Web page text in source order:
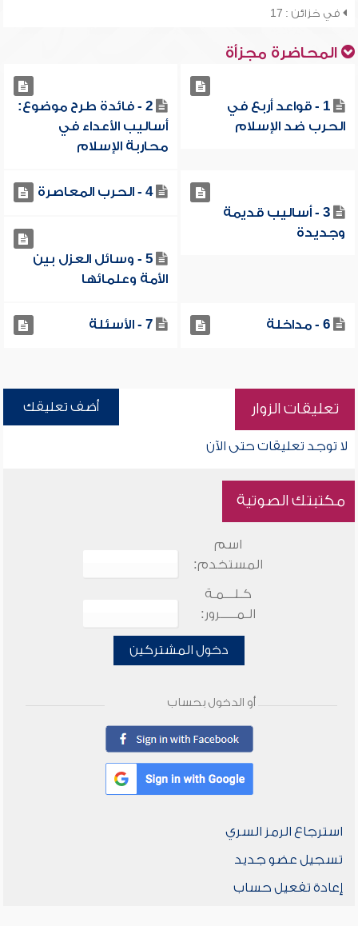
في خزائن : 17
المحاضرة مجزأة
1 - قواعد أربع في
الحرب ضد الإسلام
2 - فائدة طرح موضوع:
أساليب الأعداء في
محاربة الإسلام
3 - أساليب قديمة
وجديدة
4 - الحرب المعاصرة
5 - وسائل العزل بين
الأمة وعلمائها
6 - مداخلة 7 - الأسئلة
تعليقات الزوار أضف تعليقك
لا توجد تعليقات حتى الآن
مكتبتك الصوتية
اسم
المستخدم:
كـلـــمـة
الـمـــــرور:
دخول المشتركين
أو الدخول بحساب
استرجاع الرمز السري
تسجيل عضو جديد
إعادة تفعيل حساب